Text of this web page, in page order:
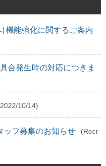
機能強化に関するご案内
合発生時の対応につきま
10/14)
ッフ募集のお知らせ
(Recr